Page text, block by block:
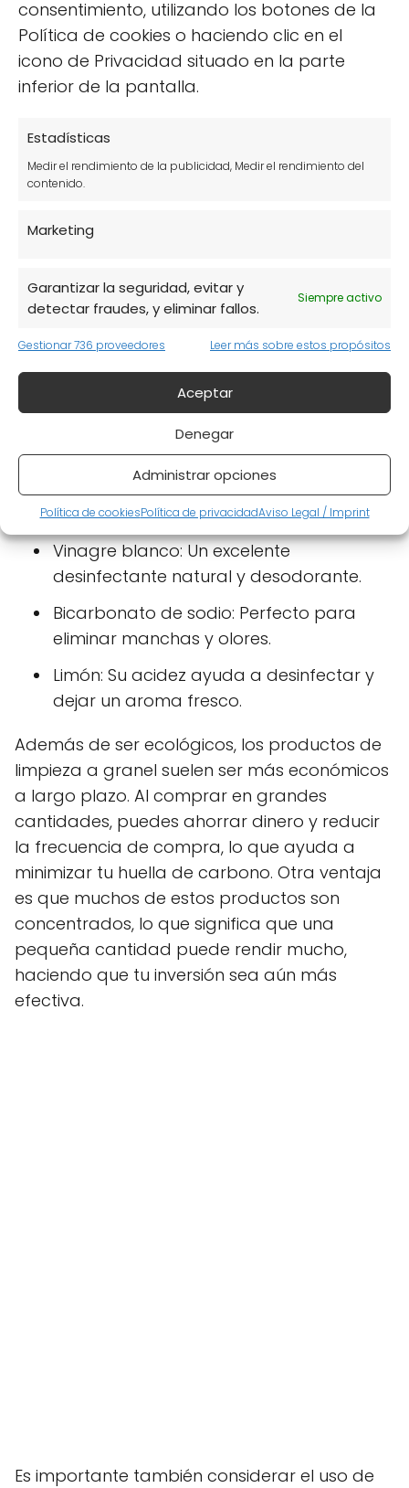
consentimiento, utilizando los botones de la
Política de cookies o haciendo clic en el
icono de Privacidad situado en la parte
inferior de la pantalla.
Estadísticas
Medir el rendimiento de la publicidad, Medir el rendimiento del
contenido.
Marketing
Garantizar la seguridad, evitar y
detectar fraudes, y eliminar fallos.
Siempre activo
Gestionar 736 proveedores Leer más sobre estos propósitos
Aceptar
Denegar
Administrar opciones
Política de cookiesPolítica de privacidadAviso Legal / Imprint
productos químicos dañinos. Prueba estas
recetas y contribuye a un hogar más
saludable y sostenible.
Las mejores opciones de
productos de limpieza
ecológicos a granel
Cuando se trata de elegir productos de
opciones que no solo son efectivas, sino
también amigables con el medio ambiente.
Estos productos suelen estar disponibles en
tiendas especializadas y pueden ayudar a
reducir el uso de envases plásticos,
promoviendo un estilo de vida más sostenible.
Algunas de las mejores opciones incluyen:
Jabón de castilla: Ideal para limpiar
múltiples superficies y biodegradable.
Vinagre blanco: Un excelente
desinfectante natural y desodorante.
Bicarbonato de sodio: Perfecto para
eliminar manchas y olores.
Limón: Su acidez ayuda a desinfectar y
dejar un aroma fresco.
Además de ser ecológicos, los productos de
limpieza a granel suelen ser más económicos
a largo plazo. Al comprar en grandes
cantidades, puedes ahorrar dinero y reducir
la frecuencia de compra, lo que ayuda a
minimizar tu huella de carbono. Otra ventaja
es que muchos de estos productos son
concentrados, lo que significa que una
pequeña cantidad puede rendir mucho,
haciendo que tu inversión sea aún más
efectiva.
Es importante también considerar el uso de